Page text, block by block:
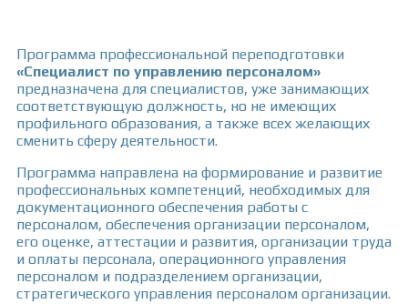
Программа профессиональной переподготовки
«Специалист по управлению персоналом»
предназначена для специалистов, уже занимающих
соответствующую должность, но не имеющих
профильного образования, а также всех желающих
сменить сферу деятельности.
Программа направлена на формирование и развитие
профессиональных компетенций, необходимых для
документационного обеспечения работы с
персоналом, обеспечения организации персоналом,
его оценке, аттестации и развития, организации труда
и оплаты персонала, операционного управления
персоналом и подразделением организации,
стратегического управления персоналом организации.